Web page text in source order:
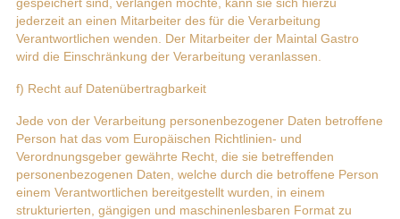
jederzeit an einen Mitarbeiter des für die Verarbeitung
Verantwortlichen wenden. Der Mitarbeiter der Maintal Gastro
wird die Einschränkung der Verarbeitung veranlassen.
f) Recht auf Datenübertragbarkeit
Jede von der Verarbeitung personenbezogener Daten betroffene
Person hat das vom Europäischen Richtlinien- und
Verordnungsgeber gewährte Recht, die sie betreffenden
personenbezogenen Daten, welche durch die betroffene Person
einem Verantwortlichen bereitgestellt wurden, in einem
strukturierten, gängigen und maschinenlesbaren Format zu